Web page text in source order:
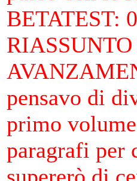
BETATEST:
pensavo di
primo
paragrafi per